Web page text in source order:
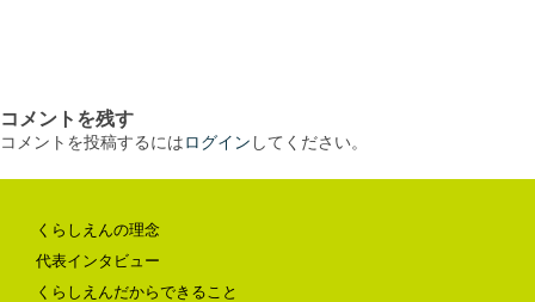
コメントを残す
コメントを投稿するにはログイン してください。
くらしえんの理念
代表インタビュー
くらしえんだからできること